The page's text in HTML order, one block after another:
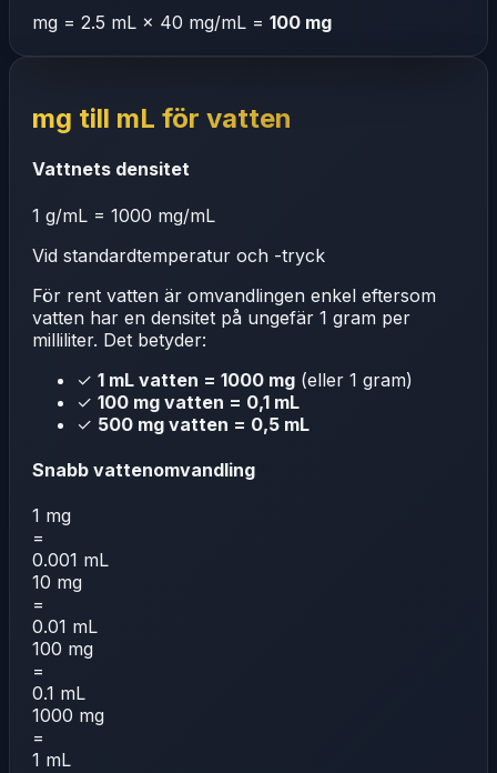
mg = 2.5 mL × 40 mg/mL = 100 mg
mg till mL för vatten
Vattnets densitet
1 g/mL = 1000 mg/mL
Vid standardtemperatur och -tryck
För rent vatten är omvandlingen enkel eftersom
vatten har en densitet på ungefär 1 gram per
milliliter. Det betyder:
✓ 1 mL vatten = 1000 mg (eller 1 gram)
✓ 100 mg vatten = 0,1 mL
✓ 500 mg vatten = 0,5 mL
Snabb vattenomvandling
1 mg
=
0.001 mL
10 mg
=
0.01 mL
100 mg
=
0.1 mL
1000 mg
=
1 mL